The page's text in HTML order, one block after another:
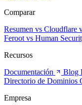
Comparar
Resumen vs Cloudflare
Feroot vs Human
Recursos
Documentación
Blog
Directorio de Dominios
Empresa